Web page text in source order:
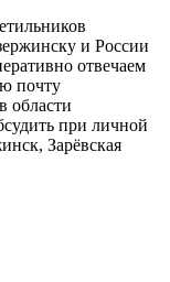
и России
отвечаем
почту
области
при личной
Зарёвская